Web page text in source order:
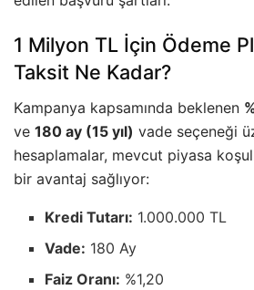
1 Milyon TL İçin Ödeme
Taksit Ne Kadar?
Kampanya kapsamında beklenen
ve 180 ay (15 yıl) vade seçeneği
hesaplamalar, mevcut piyasa
bir avantaj sağlıyor:
Kredi Tutarı: 1.000.000 TL
Vade: 180 Ay
Faiz Oranı: %1,20